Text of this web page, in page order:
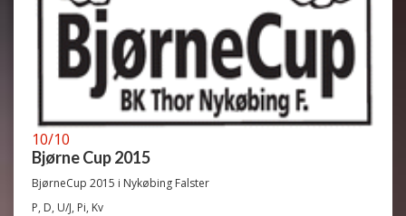
10/10
Bjørne Cup 2015
BjørneCup 2015 i Nykøbing Falster
P, D, U/J, Pi, Kv